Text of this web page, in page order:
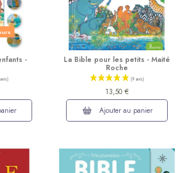
- La Bible pour les petits - Maité
Roche
13,50 €
Ajouter au panier